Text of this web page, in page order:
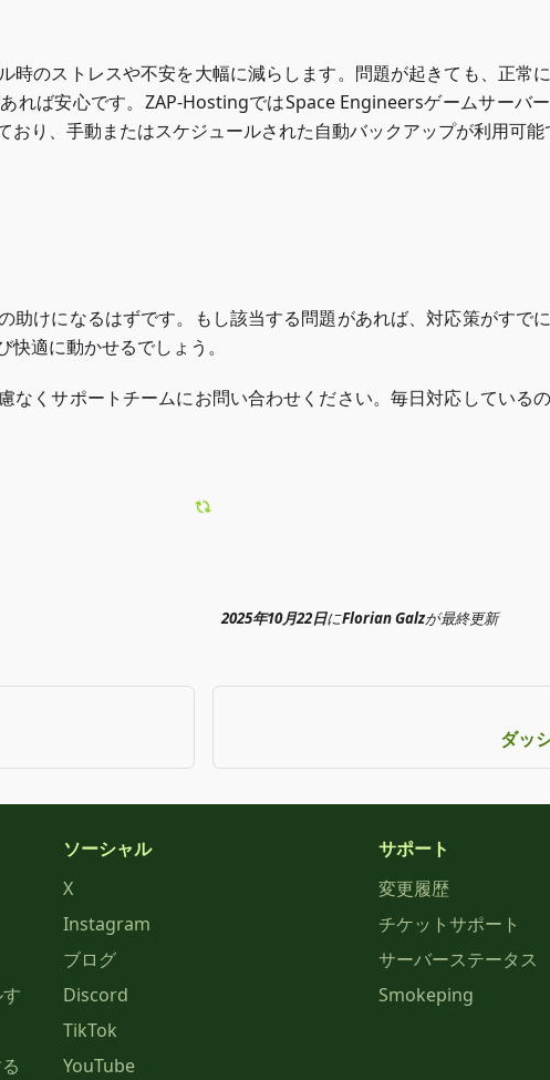
時のストレスや不安を大幅に減らします。問題が起きても、正常
れば安心です。ZAP-HostingではSpace Engineersゲームサーバ
おり、手動またはスケジュールされた自動バックアップが利用可能
助けになるはずです。もし該当する問題があれば、対応策がすで
適に動かせるでしょう。
なくサポートチームにお問い合わせください。毎日対応している
2025年10月22日にFlorian Galzが最終更新
ダッ
ソーシャル
X
Instagram
ブログ
Discord
TikTok
YouTube
サポート
変更履歴
チケットサポート
サーバーステータス
Smokeping